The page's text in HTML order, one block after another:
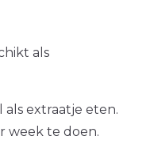
als
als extraatje eten.
week te doen.